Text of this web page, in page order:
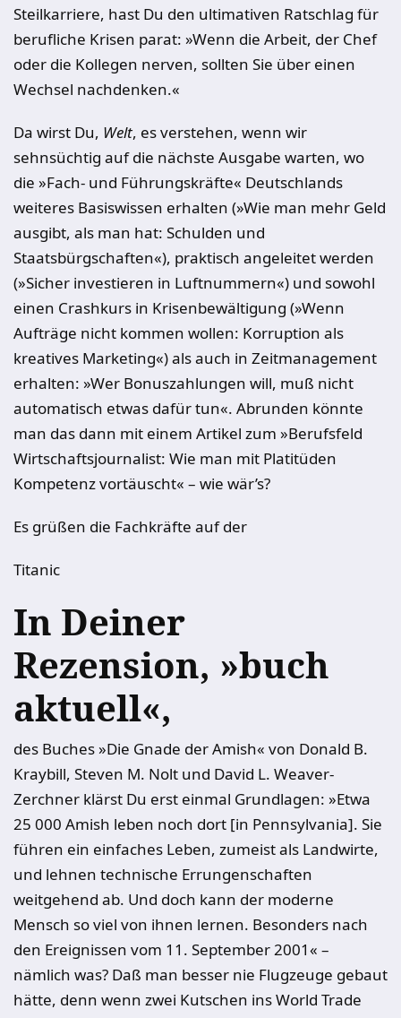
Steilkarriere, hast Du den ultimativen Ratschlag für
berufliche Krisen parat: »Wenn die Arbeit, der Chef
oder die Kollegen nerven, sollten Sie über einen
Wechsel nachdenken.«
Da wirst Du, Welt, es verstehen, wenn wir
sehnsüchtig auf die nächste Ausgabe warten, wo
die »Fach- und Führungskräfte« Deutschlands
weiteres Basiswissen erhalten (»Wie man mehr Geld
ausgibt, als man hat: Schulden und
Staatsbürgschaften«), praktisch angeleitet werden
(»Sicher investieren in Luftnummern«) und sowohl
einen Crashkurs in Krisenbewältigung (»Wenn
Aufträge nicht kommen wollen: Korruption als
kreatives Marketing«) als auch in Zeitmanagement
erhalten: »Wer Bonuszahlungen will, muß nicht
automatisch etwas dafür tun«. Abrunden könnte
man das dann mit einem Artikel zum »Berufsfeld
Wirtschaftsjournalist: Wie man mit Platitüden
Kompetenz vortäuscht« – wie wär’s?
Es grüßen die Fachkräfte auf der
Titanic
In Deiner
Rezension, »buch
aktuell«,
des Buches »Die Gnade der Amish« von Donald B.
Kraybill, Steven M. Nolt und David L. Weaver-
Zerchner klärst Du erst einmal Grundlagen: »Etwa
25 000 Amish leben noch dort [in Pennsylvania]. Sie
führen ein einfaches Leben, zumeist als Landwirte,
und lehnen technische Errungenschaften
weitgehend ab. Und doch kann der moderne
Mensch so viel von ihnen lernen. Besonders nach
den Ereignissen vom 11. September 2001« –
nämlich was? Daß man besser nie Flugzeuge gebaut
hätte, denn wenn zwei Kutschen ins World Trade